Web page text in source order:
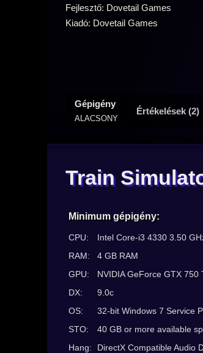
Fejlesztő: Dovetail Games
Kiadó: Dovetail Games
Gépigény
ALACSONY
Értékelések (2)
Train
Minimum gépigény:
CPU:
Intel Core-i3 4330 3.50
RAM:
4 GB RAM
GPU:
NVIDIA GeForce GTX
DX:
9.0c
OS:
32-bit Windows 7 Service
STO:
40 GB or more available
Hang:
DirectX Compatible Audio